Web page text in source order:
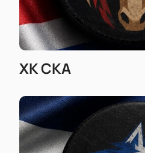
ХК СКА